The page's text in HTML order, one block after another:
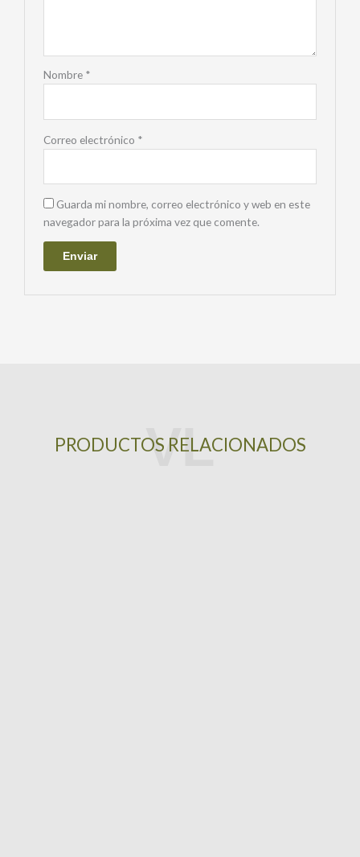
Nombre *
Correo electrónico *
Guarda mi nombre, correo electrónico y web en este
navegador para la próxima vez que comente.
PRODUCTOS RELACIONADOS